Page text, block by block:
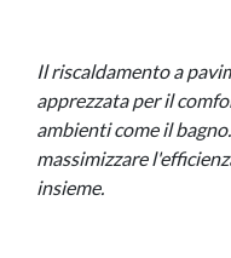
Il riscaldamento a
apprezzata per il
ambienti come il
massimizzare
insieme.